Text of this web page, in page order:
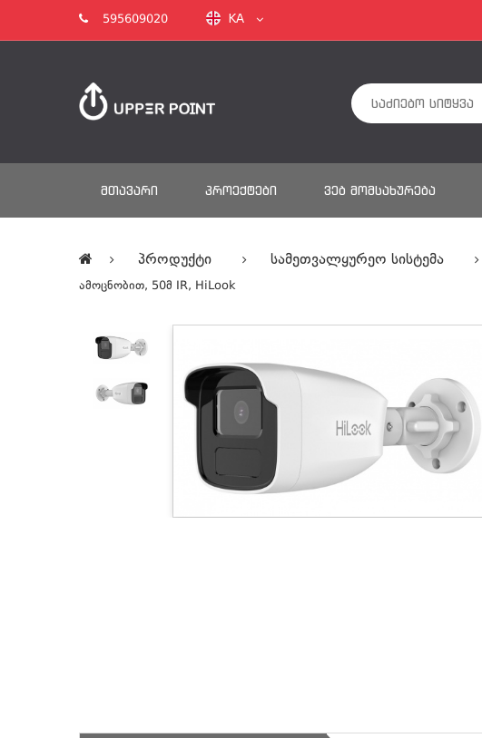
595609020 KA
ᲛᲗᲐᲕᲐᲠᲘ ᲞᲠᲝᲔᲥᲢᲔᲑᲘ ᲕᲔᲑ ᲛᲝᲛᲡᲐᲮᲣᲠᲔᲑᲐ
Პროდუქტი Სამეთვალყურეო Სისტემა
Ამოცნობით, 50მ IR, HiLook